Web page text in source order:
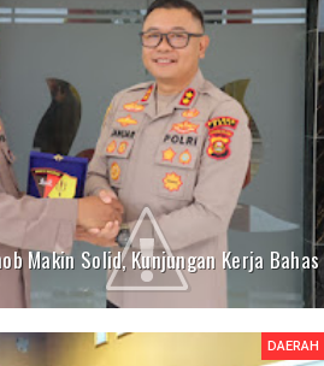
Makin Solid, Kunjungan Kerja Bahas
DAERAH